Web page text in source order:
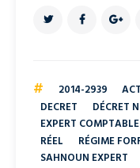
# 2014-2939
DECRET
DÉCRET
EXPERT COMPTABLE
RÉEL
RÉGIME
SAHNOUN EXPERT